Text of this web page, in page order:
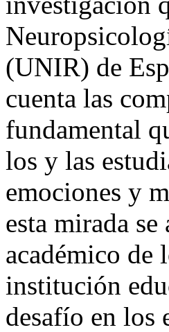
(UNIR) de
cuenta las
fundamental
los y las
emociones y
esta mirada
académico de
institución
desafío en los